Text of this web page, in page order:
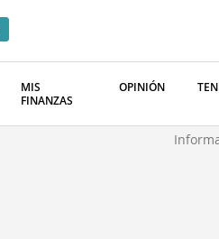
MIS
FINANZAS
OPINIÓN